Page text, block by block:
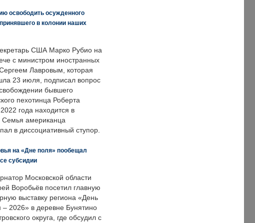
освободить осужденного
в колонии наших
США Марко Рубио на
с министром иностранных
Лавровым, которая
23 июля, подписал вопрос
бывшего
пехотинца Роберта
года находится в
Семья американца
в диссоциативный ступор.
на «Дне поля» пообещал
субсидии
Московской области
Воробьёв посетил главную
выставку региона «День
– 2026» в деревне Бунятино
округа, где обсудил с